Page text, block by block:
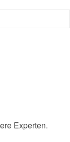
Experten.